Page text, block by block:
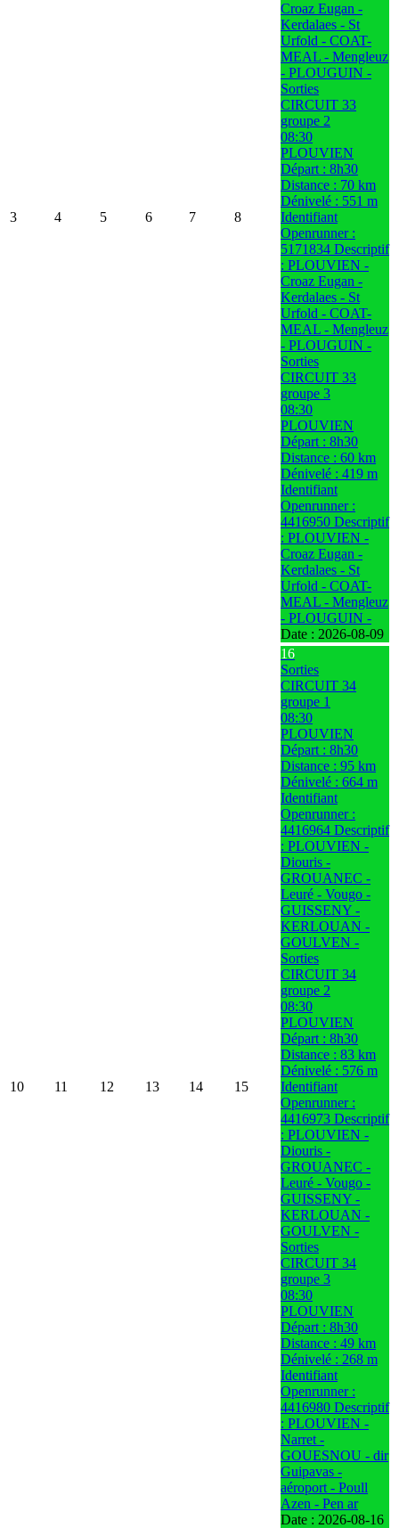
3 4 5 6 7 8
Croaz Eugan -
Kerdalaes - St
Urfold - COAT-
MEAL - Mengleuz
- PLOUGUIN -
Sorties
CIRCUIT 33
groupe 2
08:30
PLOUVIEN
Départ : 8h30
Distance : 70 km
Dénivelé : 551 m
Identifiant
Openrunner :
5171834 Descriptif
: PLOUVIEN -
Croaz Eugan -
Kerdalaes - St
Urfold - COAT-
MEAL - Mengleuz
- PLOUGUIN -
Sorties
CIRCUIT 33
groupe 3
08:30
PLOUVIEN
Départ : 8h30
Distance : 60 km
Dénivelé : 419 m
Identifiant
Openrunner :
4416950 Descriptif
: PLOUVIEN -
Croaz Eugan -
Kerdalaes - St
Urfold - COAT-
MEAL - Mengleuz
- PLOUGUIN -
Date : 2026-08-09
10 11 12 13 14 15
16
Sorties
CIRCUIT 34
groupe 1
08:30
PLOUVIEN
Départ : 8h30
Distance : 95 km
Dénivelé : 664 m
Identifiant
Openrunner :
4416964 Descriptif
: PLOUVIEN -
Diouris -
GROUANEC -
Leuré - Vougo -
GUISSENY -
KERLOUAN -
GOULVEN -
Sorties
CIRCUIT 34
groupe 2
08:30
PLOUVIEN
Départ : 8h30
Distance : 83 km
Dénivelé : 576 m
Identifiant
Openrunner :
4416973 Descriptif
: PLOUVIEN -
Diouris -
GROUANEC -
Leuré - Vougo -
GUISSENY -
KERLOUAN -
GOULVEN -
Sorties
CIRCUIT 34
groupe 3
08:30
PLOUVIEN
Départ : 8h30
Distance : 49 km
Dénivelé : 268 m
Identifiant
Openrunner :
4416980 Descriptif
: PLOUVIEN -
Narret -
GOUESNOU - dir
Guipavas -
aéroport - Poull
Azen - Pen ar
Date : 2026-08-16